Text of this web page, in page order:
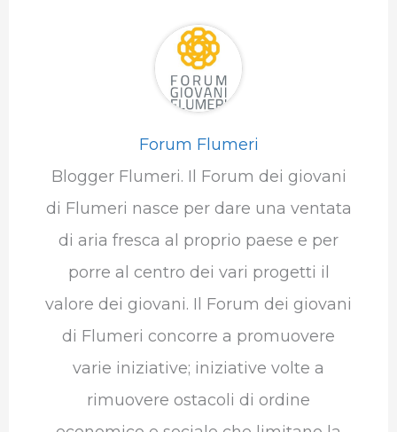
Forum Flumeri
Blogger Flumeri. Il Forum dei giovani
di Flumeri nasce per dare una ventata
di aria fresca al proprio paese e per
porre al centro dei vari progetti il
valore dei giovani. Il Forum dei giovani
di Flumeri concorre a promuovere
varie iniziative; iniziative volte a
rimuovere ostacoli di ordine